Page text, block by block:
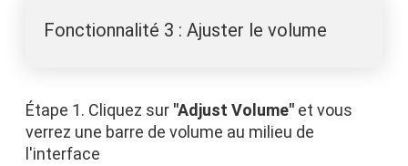
Fonctionnalité 3 : Ajuster le volume
Étape 1. Cliquez sur "Adjust Volume" et vous
verrez une barre de volume au milieu de
l'interface